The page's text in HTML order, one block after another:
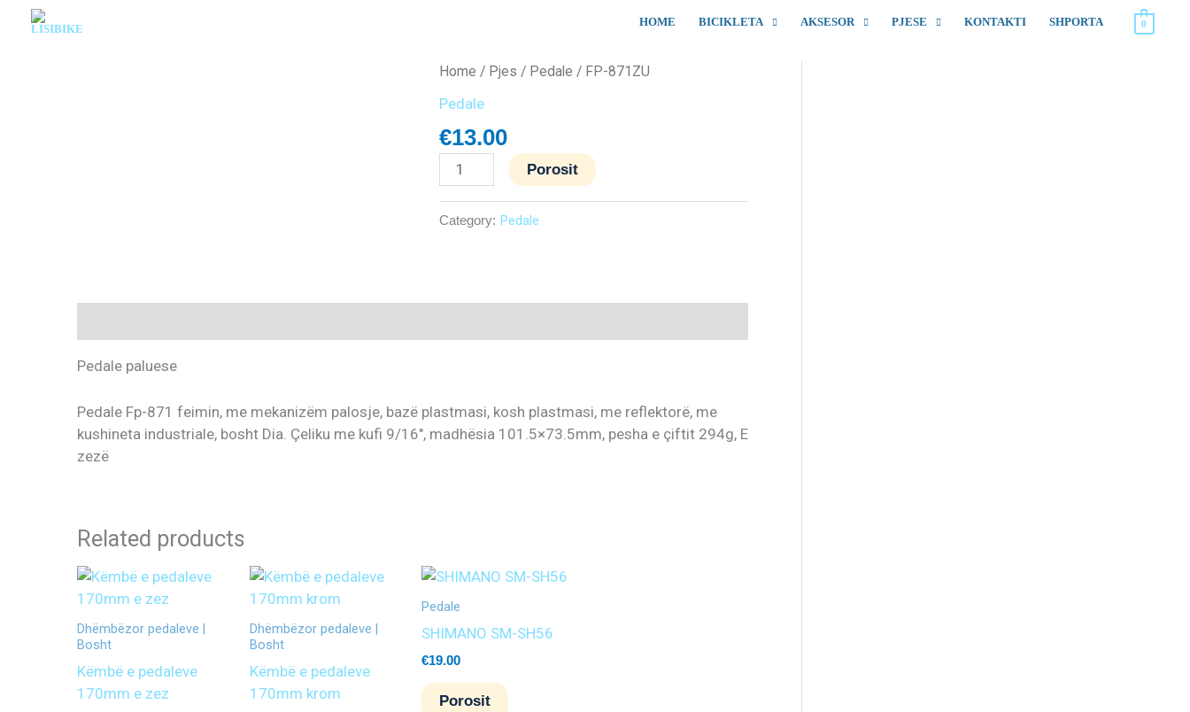
HOME BICIKLETA AKSESOR PJESE KONTAKTI SHPORTA 0
Home / Pjes / Pedale / FP-871ZU
Pedale
€13.00
FP-
quantity
Porosit
Category: Pedale
Pedale paluese
Pedale Fp-871 feimin, me mekanizëm palosje, bazë plastmasi, kosh plastmasi, me reflektorë, me
kushineta industriale, bosht Dia. Çeliku me kufi 9/16″, madhësia 101.5×73.5mm, pesha e çiftit 294g, E
zezë
Related products
Dhëmbëzor pedaleve |
Bosht
Këmbë e pedaleve
170mm e zez
Dhëmbëzor pedaleve |
Bosht
Këmbë e pedaleve
170mm krom
Pedale
SHIMANO SM-SH56
€19.00
Porosit